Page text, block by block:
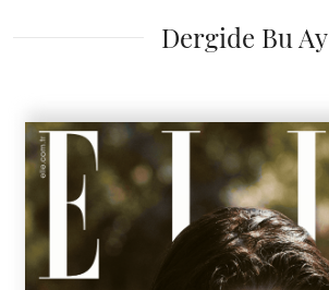
Dergide Bu Ay